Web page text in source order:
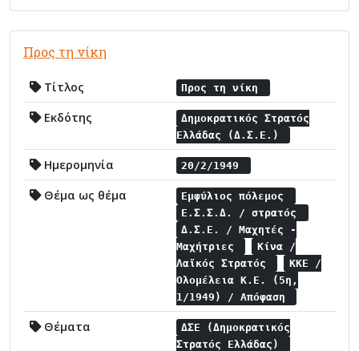
Προς τη νίκη
Τίτλος Προς τη νίκη
Εκδότης
Δημοκρατικός Στρατός
Ελλάδας (Δ.Σ.Ε.)
Ημερομηνία 20/2/1949
Θέμα ως θέμα
Εμφύλιος πόλεμος
Ε.Σ.Σ.Δ. / στρατός
Δ.Σ.Ε. / Μαχητές -
Μαχήτριες
Κίνα /
Λαϊκός Στρατός
ΚΚΕ /
Ολομέλεια Κ.Ε. (5η,
1/1949) / Απόφαση
Θέματα
ΔΣΕ (Δημοκρατικός
Στρατός Ελλάδας)